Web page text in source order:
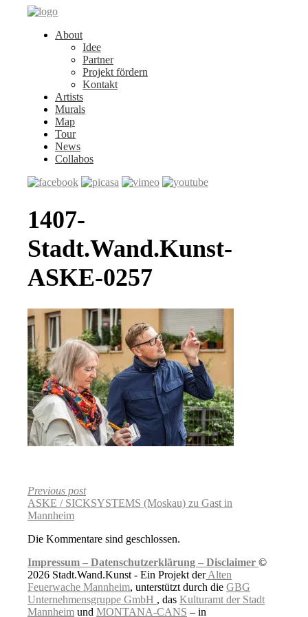
About
Idee
Partner
Projekt fördern
Kontakt
Artists
Murals
Map
Tour
News
Collabos
1407-
Stadt.Wand.Kunst-
ASKE-0257
Previous post
ASKE / SICKSYSTEMS (Moskau) zu Gast in
Mannheim
Die Kommentare sind geschlossen.
Impressum – Datenschutzerklärung – Disclaimer ©
2026 Stadt.Wand.Kunst - Ein Projekt derAlten
Feuerwache Mannheim, unterstützt durch die GBG
Unternehmensgruppe GmbH , das Kulturamt der Stadt
Mannheim und MONTANA-CANS – in